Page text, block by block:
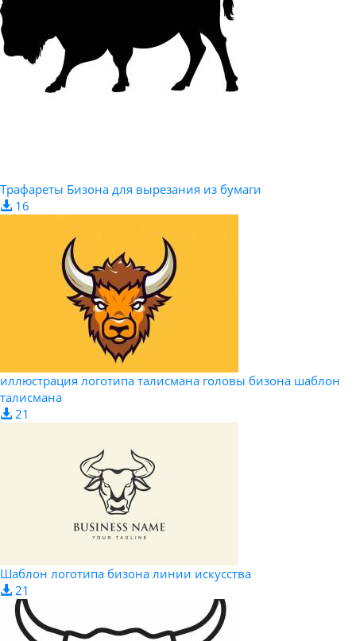
Трафареты Бизона для вырезания из бумаги
16
иллюстрация логотипа талисмана головы бизона шаблон
талисмана
21
Шаблон логотипа бизона линии искусства
21